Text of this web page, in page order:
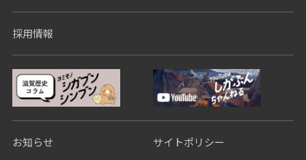
採用情報
お知らせ
サイトポリシー